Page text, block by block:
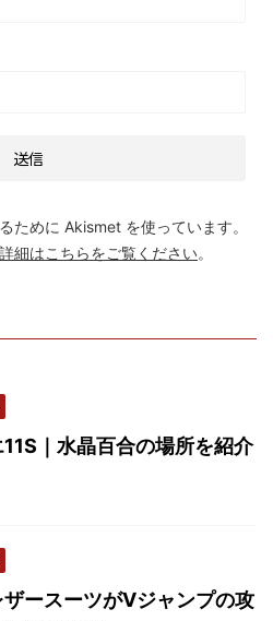
ために Akismet を使っています。
細はこちらをご覧ください。
11S｜水晶百合の場所を紹介
ザースーツがVジャンプの攻